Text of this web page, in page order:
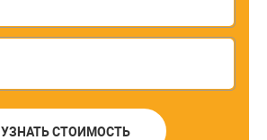
УЗНАТЬ СТОИМОСТЬ